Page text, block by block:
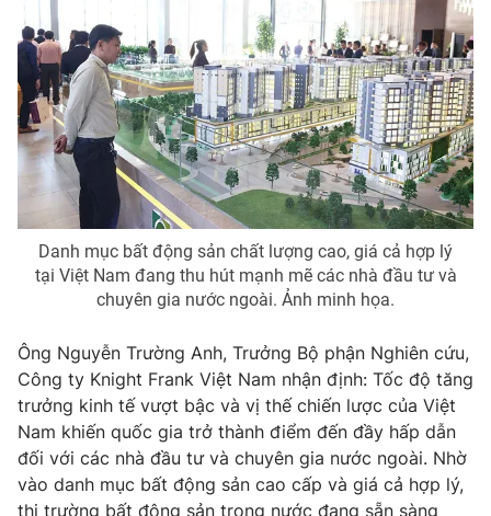
Thị trường 24h Tấm lòng Việt
VTV4 Vươn mình bằng AI
VTV9 VTV8
Liên hệ tòa soạn English
Theo dõi báo trên
Cơ quan chủ quản:Đài Truyền hình Việt Nam
Danh mục bất động sản chất lượng cao, giá cả hợp lý
tại Việt Nam đang thu hút mạnh mẽ các nhà đầu tư và
chuyên gia nước ngoài. Ảnh minh họa.
Ông Nguyễn Trường Anh, Trưởng Bộ phận Nghiên cứu,
Công ty Knight Frank Việt Nam nhận định: Tốc độ tăng
trưởng kinh tế vượt bậc và vị thế chiến lược của Việt
Nam khiến quốc gia trở thành điểm đến đầy hấp dẫn
đối với các nhà đầu tư và chuyên gia nước ngoài. Nhờ
vào danh mục bất động sản cao cấp và giá cả hợp lý,
thị trường bất động sản trong nước đang sẵn sàng